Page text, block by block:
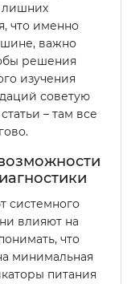
лишних
что именно
важно
решения
изучения
советую
– там все
системного
влияют на
что
минимальная
питания